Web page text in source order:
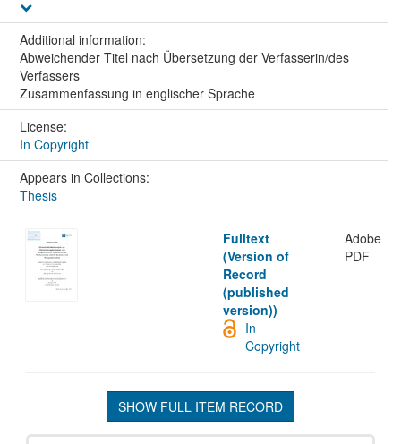
Additional information:
Abweichender Titel nach Übersetzung der Verfasserin/des
Verfassers
Zusammenfassung in englischer Sprache
License:
In Copyright
Appears in Collections:
Thesis
Fulltext
(Version of
Record
(published
version))
Adobe
PDF
In
Copyright
SHOW FULL ITEM RECORD